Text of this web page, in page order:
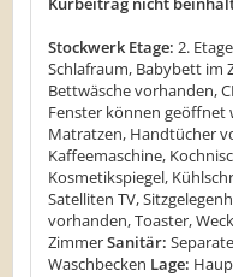
Stockwerk Etage: 2.
Schlafraum, Babybett im
Bettwäsche vorhanden,
Fenster können geöffnet
Matratzen, Handtücher
Kaffeemaschine,
Kosmetikspiegel,
Satelliten TV,
vorhanden, Toaster,
ZimmerSanitär:
Waschbecken Lage: